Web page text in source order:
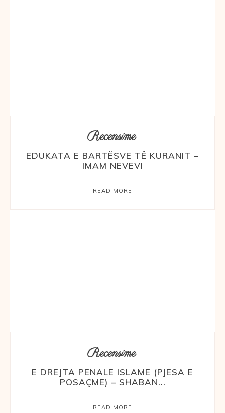
Recensime
EDUKATA E BARTËSVE TË KURANIT –
IMAM NEVEVI
READ MORE
Recensime
E DREJTA PENALE ISLAME (PJESA E
POSAÇME) – SHABAN...
READ MORE